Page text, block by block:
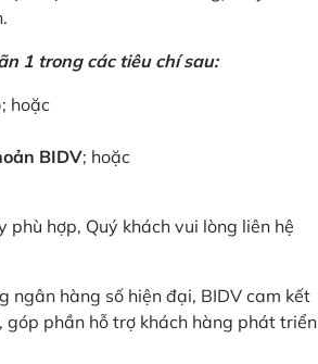
1 trong các tiêu chí sau:
hoặc
BIDV; hoặc
hợp, Quý khách vui lòng liên hệ
ngân hàng số hiện đại, BIDV cam kết
phần hỗ trợ khách hàng phát triển